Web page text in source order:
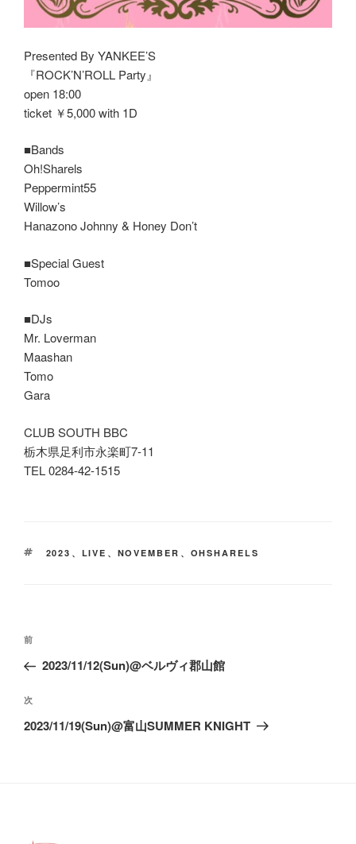
Presented By YANKEE’S
『ROCK’N’ROLL Party』
open 18:00
ticket ￥5,000 with 1D
■Bands
Oh!Sharels
Peppermint55
Willow’s
Hanazono Johnny & Honey Don’t
■Special Guest
Tomoo
■DJs
Mr. Loverman
Maashan
Tomo
Gara
CLUB SOUTH BBC
栃木県足利市永楽町7-11
TEL 0284-42-1515
タ
2023 、 LIVE 、 NOVEMBER 、 OHSHARELS
投
ナ
ビ
ゲ
前
の
稿
前
2023/11/12(Sun)@ベルヴィ郡山館
次
の
次
2023/11/19(Sun)@富山SUMMER KNIGHT